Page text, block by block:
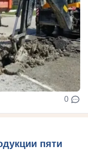
0
пяти